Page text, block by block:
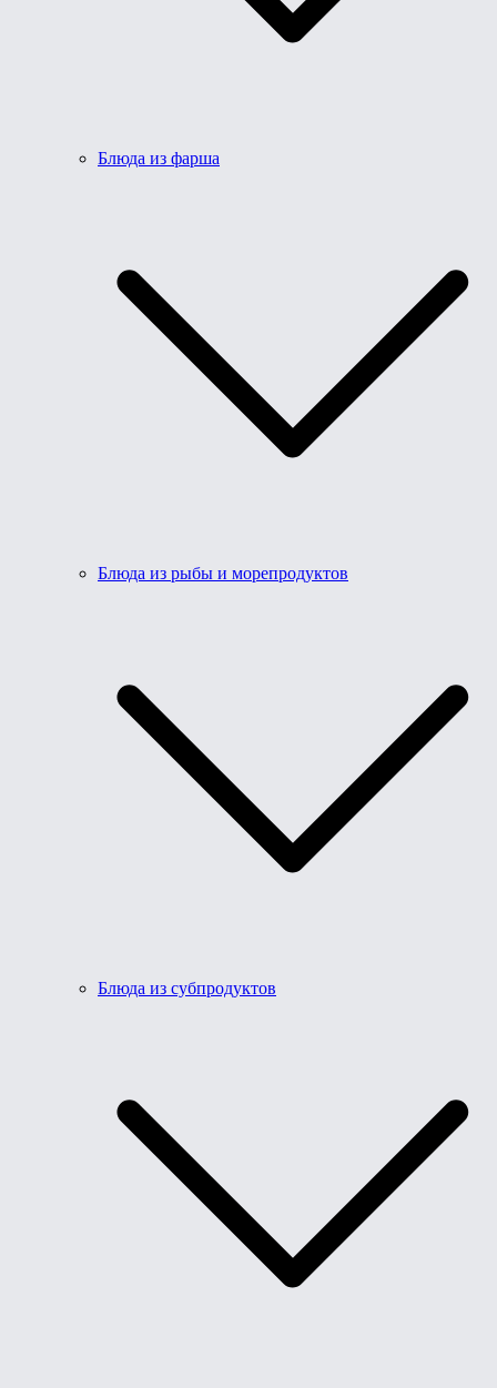
Блюда из фарша
Блюда из рыбы и морепродуктов
Блюда из субпродуктов